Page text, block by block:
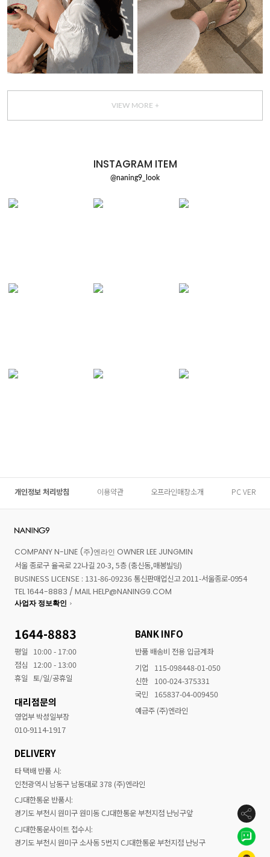
VIEW MORE +
INSTAGRAM ITEM
@naning9_look
개인정보 처리방침 이용약관 오프라인매장소개 PC VER
COMPANY N-LINE (주)엔라인 OWNER LEE JUNGMIN
서울 종로구 율곡로 22나길 20-3, 5층 (충신동,매봉빌딩)
BUSINESS LICENSE : 131-86-09236 통신판매업신고 2011-서울종로-0954
TEL 1644-8883 / MAIL HELP@NANING9.COM
사업자 정보확인
1644-8883
평일
10:00 - 17:00
점심
12:00 - 13:00
휴일 토/일/공휴일
대리점문의
영업부 박성일부장
010-9114-1917
BANK INFO
반품 배송비 전용 입금계좌
기업
115-098448-01-050
신한
100-024-375331
국민
165837-04-009450
예금주 (주)엔라인
DELIVERY
타 택배 반품 시:
인천광역시 남동구 남동대로 378 (주)엔라인
CJ대한통운 반품시:
경기도 부천시 원미구 원미동 CJ대한통운 부천지점 난닝구앞
CJ대한통운사이트 접수시:
경기도 부천시 원미구 소사동 5번지 CJ대한통운 부천지점 난닝구